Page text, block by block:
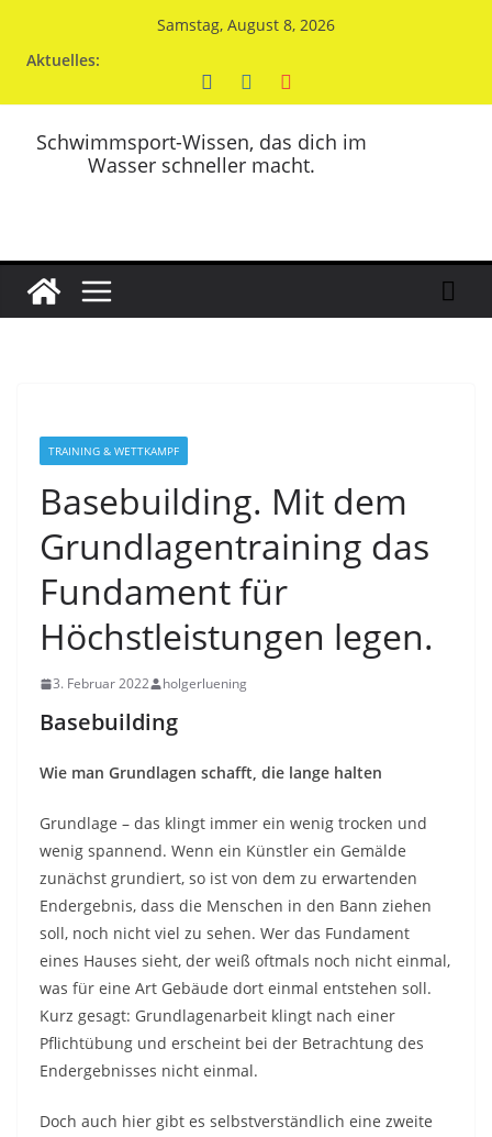
Samstag, August 8, 2026
Aktuelles:
Schwimmsport-Wissen, das dich im
Wasser schneller macht.
TRAINING & WETTKAMPF
Basebuilding. Mit dem
Grundlagentraining das
Fundament für
Höchstleistungen legen.
3. Februar 2022 holgerluening
Basebuilding
Wie man Grundlagen schafft, die lange halten
Grundlage – das klingt immer ein wenig trocken und
wenig spannend. Wenn ein Künstler ein Gemälde
zunächst grundiert, so ist von dem zu erwartenden
Endergebnis, dass die Menschen in den Bann ziehen
soll, noch nicht viel zu sehen. Wer das Fundament
eines Hauses sieht, der weiß oftmals noch nicht einmal,
was für eine Art Gebäude dort einmal entstehen soll.
Kurz gesagt: Grundlagenarbeit klingt nach einer
Pflichtübung und erscheint bei der Betrachtung des
Endergebnisses nicht einmal.
Doch auch hier gibt es selbstverständlich eine zweite